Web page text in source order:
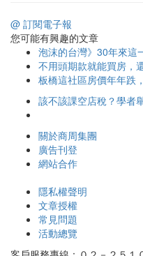
@ 訂閱電子報
您可能有興趣的文章
泡沫的台灣》30年來這
不用頭期款就能買房，
板橋這社區房價年年跌
該不該課空店稅？學者
關於商周集團
廣告刊登
網站合作
隱私權聲明
文章授權
常見問題
活動總覽